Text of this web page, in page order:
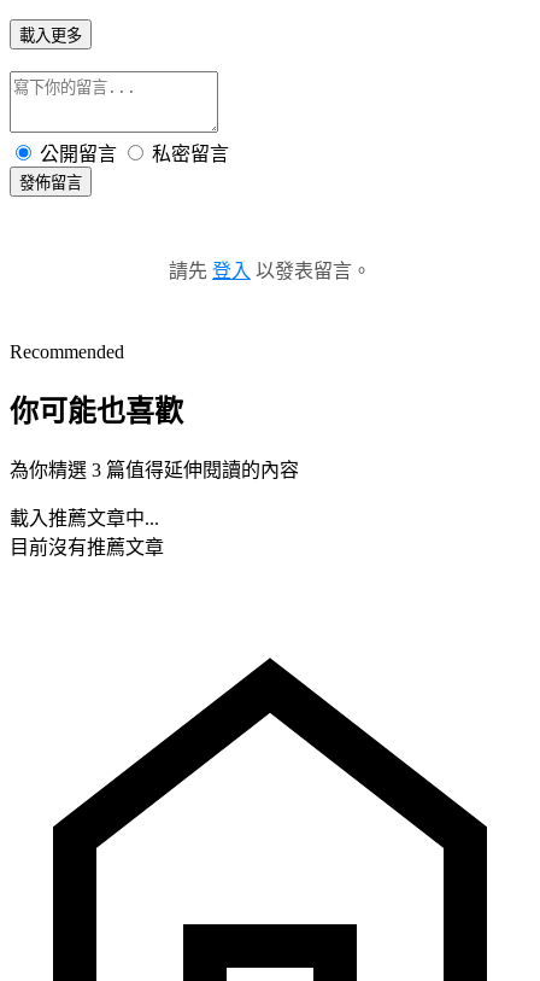
載入更多
公開留言 私密留言
發佈留言
請先 登入 以發表留言。
Recommended
你可能也喜歡
為你精選 3 篇值得延伸閱讀的內容
載入推薦文章中...
目前沒有推薦文章